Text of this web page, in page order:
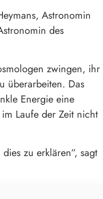
Astronomin
des
zwingen, ihr
überarbeiten. Das
Energie eine
Laufe der Zeit nicht
zu erklären“, sagt